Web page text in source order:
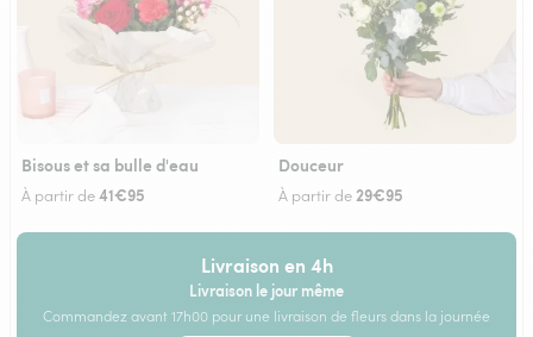
Bisous et sa bulle d'eau
À partir de41€95
Douceur
À partir de29€95
Livraison en 4h
Livraison le jour même
Commandez avant 17h00 pour une livraison de fleurs dans la journée